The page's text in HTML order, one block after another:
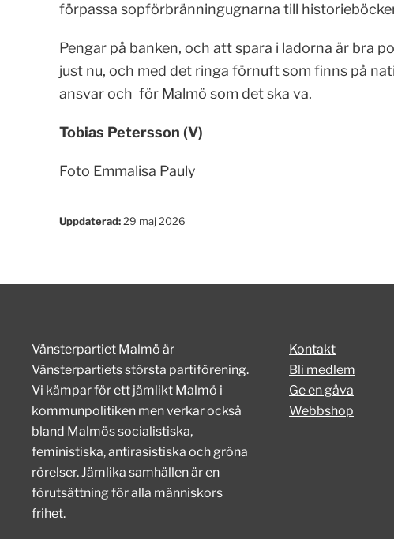
förpassa sopförbränningugnarna till
Pengar på banken, och att spara i ladorna är bra
just nu, och med det ringa förnuft som finns på
ansvar och för Malmö som det ska va.
Tobias Petersson (V)
Foto Emmalisa Pauly
Uppdaterad:29 maj 2026
Vänsterpartiet Malmö är
Vänsterpartiets största partiförening.
Vi kämpar för ett jämlikt Malmö i
kommunpolitiken men verkar också
bland Malmös socialistiska,
feministiska, antirasistiska och gröna
rörelser. Jämlika samhällen är en
förutsättning för alla människors
frihet.
Kontakt
Bli medlem
Ge en gåva
Webbshop